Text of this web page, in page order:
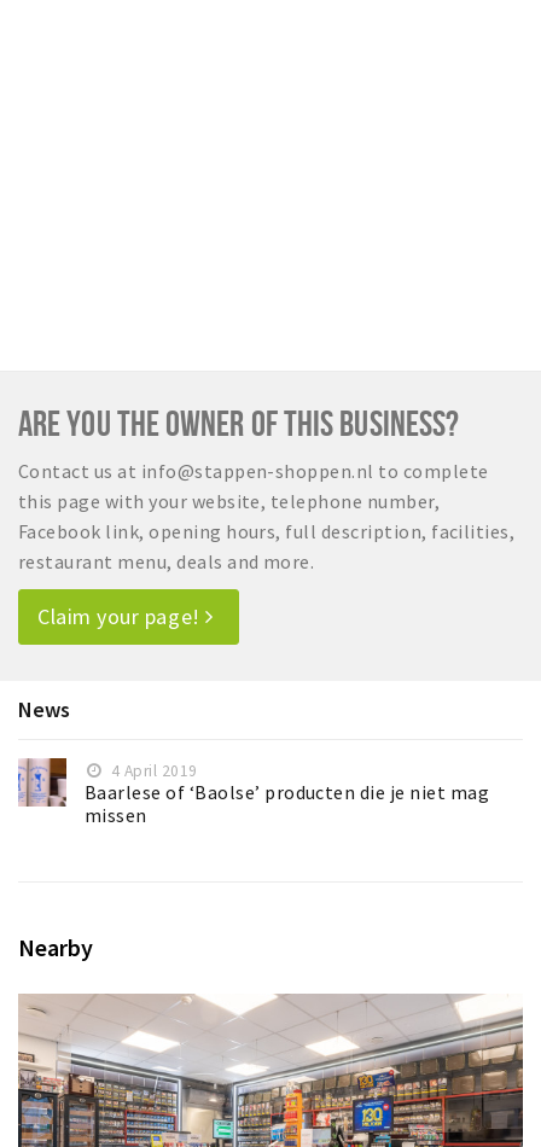
ARE YOU THE OWNER OF THIS BUSINESS?
Contact us at info@stappen-shoppen.nl to complete
this page with your website, telephone number,
Facebook link, opening hours, full description, facilities,
restaurant menu, deals and more.
Claim your page!
News
4 April 2019
Baarlese of ‘Baolse’ producten die je niet mag
missen
Nearby